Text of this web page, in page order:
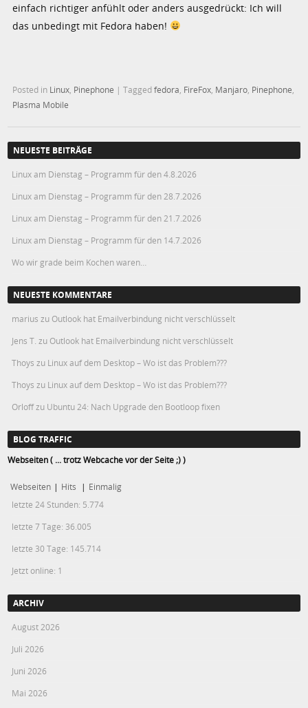
einfach richtiger anfühlt oder anders ausgedrückt: Ich will
das unbedingt mit Fedora haben!
Posted in Linux Pinephone |Taggedfedora FireFox Manjaro Pinephone
Plasma Mobile
NEUESTE BEITRÄGE
Linux am Dienstag – Programm für den 4.8.2026
Linux am Dienstag – Programm für den 28.7.2026
Linux am Dienstag – Programm für den 21.7.2026
Linux am Dienstag – Programm für den 14.7.2026
Wo wir grade beim Kochen waren…
NEUESTE KOMMENTARE
marius zu Outlook hat Emailverbindung nicht verschlüsselt
Jens T. zu Outlook hat Emailverbindung nicht verschlüsselt
Thoys zu Linux auf dem Desktop – Wo ist das Problem???
Thoys zu Linux auf dem Desktop – Wo ist das Problem???
Orloffzu Ubuntu 24: Nach Upgrade den Bootloop fixen
BLOG TRAFFIC
Webseiten ( ... trotz Webcache vor der Seite ;) )
Webseiten | Hits | Einmalig
letzte 24 Stunden: 5.774
letzte 7 Tage: 36.005
letzte 30 Tage: 145.714
Jetzt online: 1
ARCHIV
August 2026
Juli 2026
Juni 2026
Mai 2026